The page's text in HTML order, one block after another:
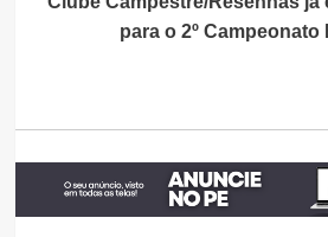
para o 2º